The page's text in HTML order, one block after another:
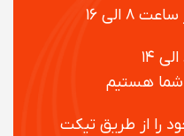
۱۶
هستیم
از طریق تیکت